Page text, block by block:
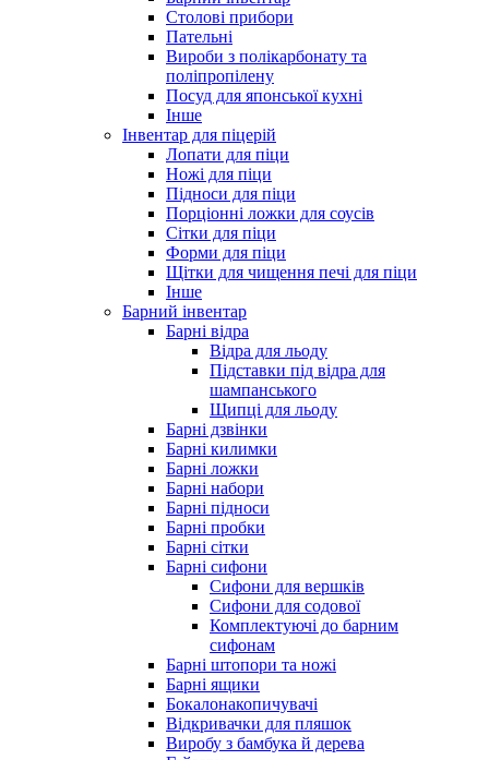
Столові прибори
Пательні
Вироби з полікарбонату та
поліпропілену
Посуд для японської кухні
Інше
Інвентар для піцерій
Лопати для піци
Ножі для піци
Підноси для піци
Порціонні ложки для соусів
Сітки для піци
Форми для піци
Щітки для чищення печі для піци
Інше
Барний інвентар
Барні відра
Відра для льоду
Підставки під відра для
шампанського
Щипці для льоду
Барні дзвінки
Барні килимки
Барні ложки
Барні набори
Барні підноси
Барні пробки
Барні сітки
Барні сифони
Сифони для вершків
Сифони для содової
Комплектуючі до барним
сифонам
Барні штопори та ножі
Барні ящики
Бокалонакопичувачі
Відкривачки для пляшок
Виробу з бамбука й дерева